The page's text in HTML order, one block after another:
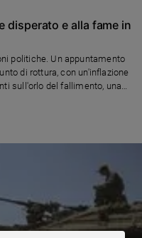
disperato e alla fame in
politiche. Un appuntamento
di rottura, con un'inflazione
sull'orlo del fallimento, una
monsignor Mounir